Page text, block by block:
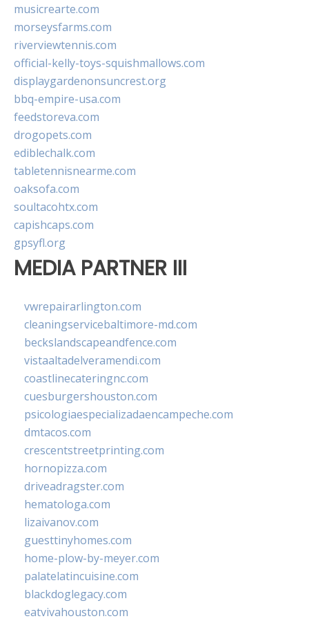
musicrearte.com
morseysfarms.com
riverviewtennis.com
official-kelly-toys-squishmallows.com
displaygardenonsuncrest.org
bbq-empire-usa.com
feedstoreva.com
drogopets.com
ediblechalk.com
tabletennisnearme.com
oaksofa.com
soultacohtx.com
capishcaps.com
gpsyfl.org
MEDIA PARTNER III
vwrepairarlington.com
cleaningservicebaltimore-md.com
beckslandscapeandfence.com
vistaaltadelveramendi.com
coastlinecateringnc.com
cuesburgershouston.com
psicologiaespecializadaencampeche.com
dmtacos.com
crescentstreetprinting.com
hornopizza.com
driveadragster.com
hematologa.com
lizaivanov.com
guesttinyhomes.com
home-plow-by-meyer.com
palatelatincuisine.com
blackdoglegacy.com
eatvivahouston.com